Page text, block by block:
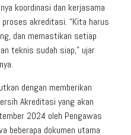
koordinasi dan kerjasama
akreditasi. “Kita harus
dan memastikan setiap
teknis sudah siap,” ujar
dengan memberikan
Akreditasi yang akan
2024 oleh Pengawas
beberapa dokumen utama